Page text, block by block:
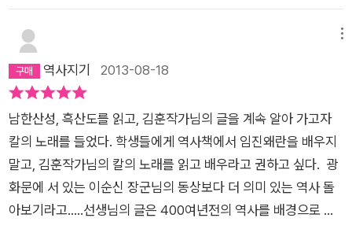
달리며 구토하는 남자였다.400년도 더 지난 지금도 나는 적들의
적의를 뚜렷히 느낄 수 있다. 자신의 친구를, 형제를, 부하를, 상
사를 잃은 적의 적의를 말이다. 왜군에게 이순신은 두려움의 대상
이었고 또한 적개심의 대상이었다. 왜군은 결코 이순신을 그냥 죽
이지 않았을 것이다. 살의가 해일처럼 몰려드는 바다에서 고작 1
2척의 배를 끌고 330척의 적을 맞아야 하는 이순신은 어땠을까?
그 적의를 아무렇지도 않게 받아들이며 유유히 노를 저어 나갈 수
있었을까? 모든 걸 훤히 꿰뚫 수 있는 사람일수록 마음은 더욱 무
참한 법이다. 김훈은 무참함을, 자기편의 적의와 적의 적의 사이
량 바다 '울돌목'은 물이 운다고 붙여진 이름이다. 그는 이곳이 적
과 그의 사지가 되어주기를 바란다. '울돌목'은 보름에 바다가 사
납다. 적의 선두를 부수면서 물살이 바뀌기를 기다리는 동안 장군
들이 겁을 먹는다. 해남 백성 '오극신'이 아들들과 어선을 타고 와
들을 공격한다.그제야 비로소 물살이 일어서기 시작한다.적선들
이 역류에 휩쓸리면서 서로 부딪히고 노가 부서져나가면서 화염
에 휩싸인다. 자기들끼리 뒤엉켜 부서지며 밀리다 적장 '구루시
마'가 사망한다.적과 백성들 시체들이 부패하면서 역질이 돌고,
임금이 항복하고 서울이 접수됐다는 헛소문도 돈다.임금은 끊임
역사지기 2013-08-18
남한산성, 흑산도를 읽고, 김훈작가님의 글을 계속 알아 가고자
칼의 노래를 들었다. 학생들에게 역사책에서 임진왜란을 배우지
말고, 김훈작가님의 칼의 노래를 읽고 배우라고 권하고 싶다. 광
화문에 서 있는 이순신 장군님의 동상보다 더 의미 있는 역사 돌
아보기라고.....선생님의 글은 400여년전의 역사를 배경으로 얘